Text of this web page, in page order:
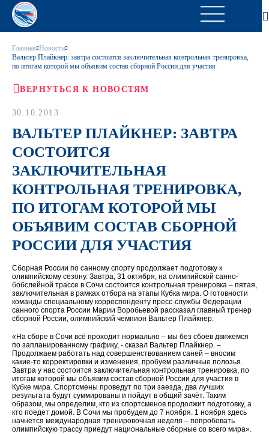
Главная Новости
Вальтер Плайкнер: завтра состоится заключительная контрольная тренировка,
по итогам которой мы объявим состав сборной России для участия
ВЕРНУТЬСЯ К НОВОСТЯМ
30.10.2013
ВАЛЬТЕР ПЛАЙКНЕР: ЗАВТРА
СОСТОИТСЯ
ЗАКЛЮЧИТЕЛЬНАЯ
КОНТРОЛЬНАЯ ТРЕНИРОВКА,
ПО ИТОГАМ КОТОРОЙ МЫ
ОБЪЯВИМ СОСТАВ СБОРНОЙ
РОССИИ ДЛЯ УЧАСТИЯ
Сборная России по санному спорту продолжает подготовку к
олимпийскому сезону. Завтра, 31 октября, на олимпийской санно-
бобслейной трассе в Сочи состоится контрольная тренировка – пятая,
заключительная в рамках отбора на этапы Кубка мира. О готовности
команды специальному корреспонденту пресс-службы Федерации
санного спорта России Марии Воробьевой рассказал главный тренер
сборной России, олимпийский чемпион Вальтер Плайкнер.
«На сборе в Сочи всё проходит нормально – мы без сбоев движемся
по запланированному графику, - сказал Вальтер Плайкнер. –
Продолжаем работать над совершенствованием саней – вносим
какие-то корректировки и изменения, пробуем различные полозья.
Завтра у нас состоится заключительная контрольная тренировка, по
итогам которой мы объявим состав сборной России для участия в
Кубке мира. Спортсмены проведут по три заезда, два лучших
результата будут суммированы и пойдут в общий зачёт. Таким
образом, мы определим, кто из спортсменов продолжит подготовку, а
кто поедет домой. В Сочи мы пробудем до 7 ноября. 1 ноября здесь
начнётся международная тренировочная неделя – попробовать
олимпийскую трассу приедут национальные сборные со всего мира».